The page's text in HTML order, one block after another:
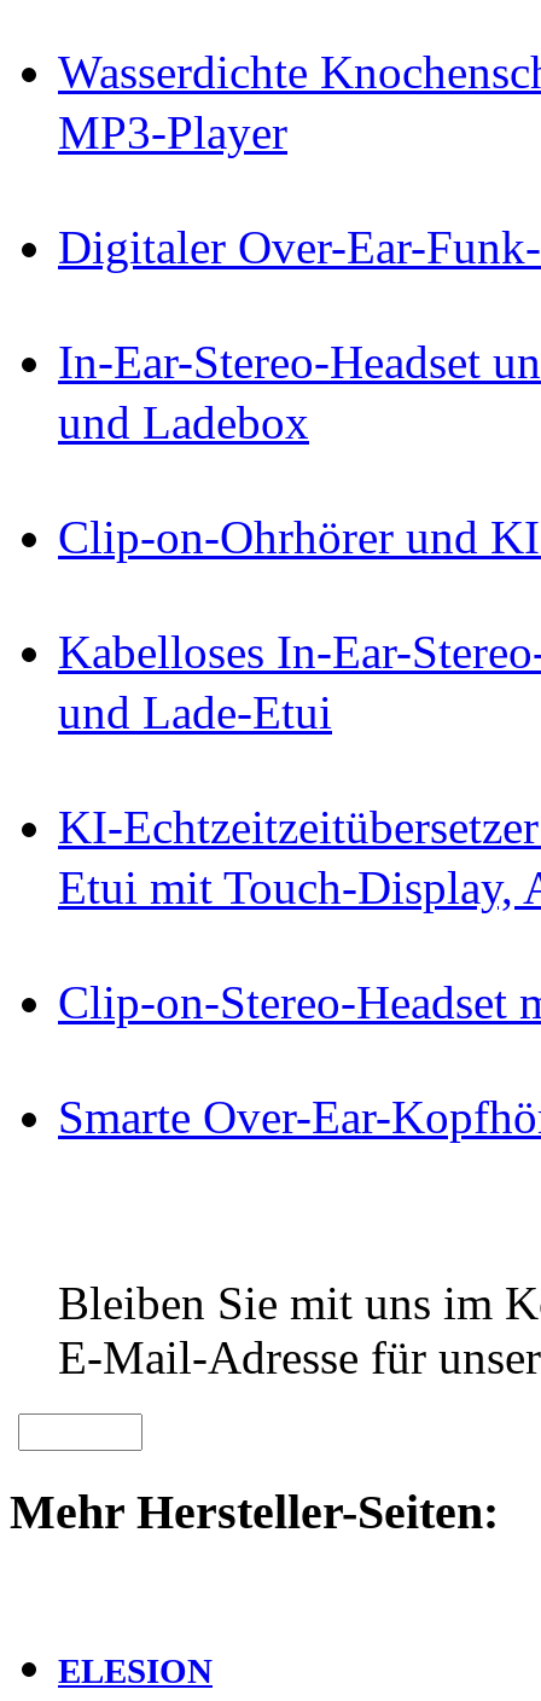
Wasserdichte
MP3-Player
Digitaler Over-Ear-
In-Ear-Stereo-Headset
und Ladebox
Clip-on-Ohrhörer und
Kabelloses In-Ear-
und Lade-Etui
KI-
Etui mit Touch-Display,
Clip-on-Stereo-Headset
Smarte Over-Ear-
Bleiben Sie mit uns im
E-Mail-Adresse für
Mehr Hersteller-Seiten:
ELESION